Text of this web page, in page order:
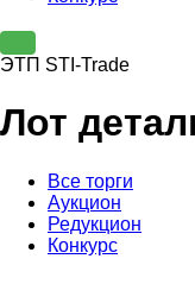
ЭТП STI-Trade
Лот
Все торги
Аукцион
Редукцион
Конкурс